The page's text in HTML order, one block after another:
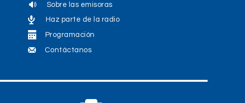
n
a
r
d
Sobre las emisoras
Haz parte de la radio
Programación
Contáctanos